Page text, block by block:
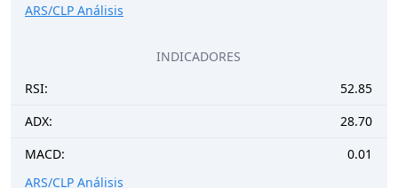
ARS/CLP Análisis
INDICADORES
RSI:
52.85
ADX:
28.70
MACD:
0.01
ARS/CLP Análisis